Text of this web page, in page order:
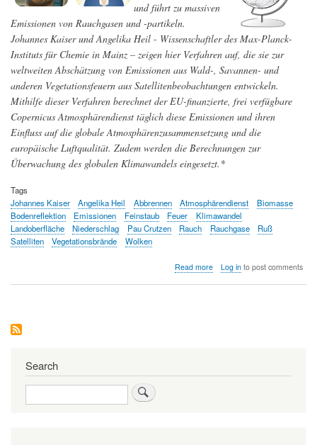
und führt zu massiven
Emissionen von Rauchgasen und -partikeln.
Johannes Kaiser und Angelika Heil - Wissenschaftler des Max-Planck-
Instituts für Chemie in Mainz – zeigen hier Verfahren auf, die sie zur
weltweiten Abschätzung von Emissionen aus Wald-, Savannen- und
anderen Vegetationsfeuern aus Satellitenbeobachtungen entwickeln.
Mithilfe dieser Verfahren berechnet der EU-finanzierte, frei verfügbare
Copernicus Atmosphärendienst täglich diese Emissionen und ihren
Einfluss auf die globale Atmosphärenzusammensetzung und die
europäische Luftqualität. Zudem werden die Berechnungen zur
Überwachung des globalen Klimawandels eingesetzt.*
Tags
Johannes Kaiser
Angelika Heil Abbrennen Atmosphärendienst
Biomasse
Bodenreflektion
Emissionen Feinstaub Feuer
Klimawandel
Landoberfläche
Niederschlag Pau Crutzen Rauch Rauchgase
Ruß
Satelliten
Vegetationsbrände Wolken
Read moreabout
Log into post comments
Search
Search